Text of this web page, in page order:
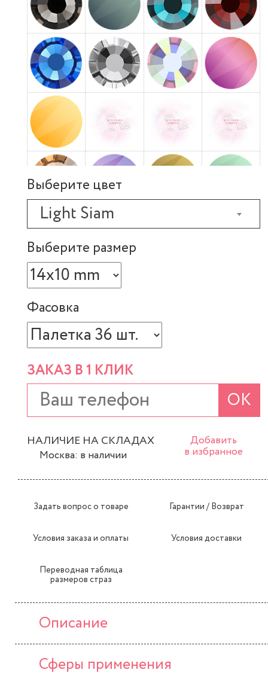
Выберите цвет
Light Siam
Выберите размер
Фасовка
ЗАКАЗ В 1 КЛИК
ОК
НАЛИЧИЕ НА СКЛАДАХ
Москва: в наличии
Добавить
в избранное
Задать вопрос о товаре Гарантии / Возврат
Условия заказа и оплаты Условия доставки
Переводная таблица
размеров страз
Описание
Сферы применения